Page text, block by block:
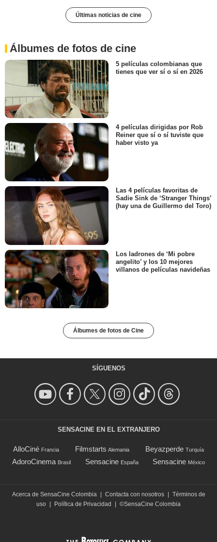
Últimas noticias de cine
Álbumes de fotos de cine
5 películas colombianas que
tienes que ver sí o sí en 2026
4 películas dirigidas por Rob
Reiner que sí o sí tuviste que
haber visto ya
Las 4 películas favoritas de
Sadie Sink de ‘Stranger Things’
(hay una de Guillermo del Toro)
Los ladrones de ‘Mi pobre
angelito’ y los 10 mejores
villanos de películas navideñas
Álbumes de fotos de Cine
SÍGUENOS
SENSACINE EN EL EXTRANJERO
AlloCiné Francia Filmstarts Alemania Beyazperde Turquía
AdoroCinema Brasil Sensacine España Sensacine México
Acerca de SensaCine Colombia Contacta con nosotros
Términos de
uso
Política de Privacidad ©SensaCine Colombia